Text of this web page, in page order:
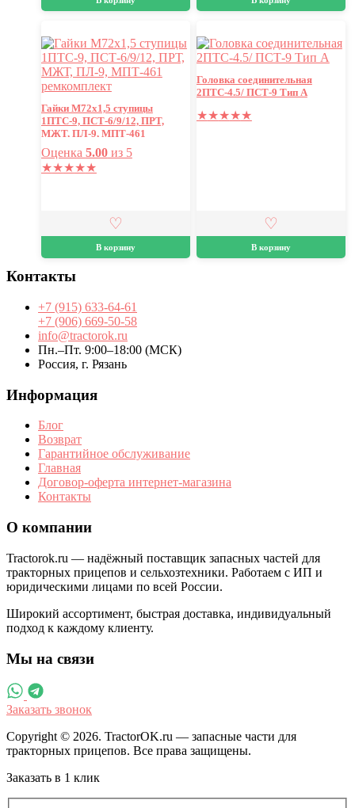
Гайки М72х1,5 ступицы
1ПТС-9, ПСТ-6/9/12, ПРТ,
МЖТ, ПЛ-9, МПТ-461
ремкомплект
Оценка 5.00из 5
★★★★★
В корзину
Головка соединительная
2ПТС-4.5/ ПСТ-9 Тип А
★★★★★
В корзину
Контакты
+7 (915) 633-64-61
+7 (906) 669-50-58
info@tractorok.ru
Пн.–Пт. 9:00–18:00 (МСК)
Россия, г. Рязань
Информация
Блог
Возврат
Гарантийное обслуживание
Главная
Договор-оферта интернет-магазина
Контакты
О компании
Tractorok.ru — надёжный поставщик запасных частей для
тракторных прицепов и сельхозтехники. Работаем с ИП и
юридическими лицами по всей России.
Широкий ассортимент, быстрая доставка, индивидуальный
подход к каждому клиенту.
Мы на связи
Заказать звонок
Copyright © 2026. TractorOK.ru — запасные части для
тракторных прицепов. Все права защищены.
Заказать в 1 клик